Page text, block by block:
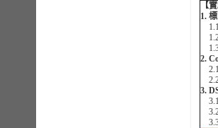
【
1.
2.
3.